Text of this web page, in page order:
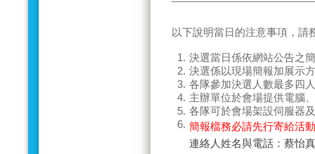
以下說明當日的注意事項 ，請
1. 決選當日係依網站公告之
2. 決選係以現場簡報加展示
3. 各隊參加決選人數最多四人
4. 主辦單位於會場提供電腦
5. 各隊可於會場架設伺服器
6. 簡報檔務必請先行寄給活
連絡人姓名與電話：蔡怡